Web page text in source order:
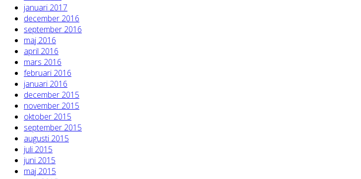
januari 2017
december 2016
september 2016
maj 2016
april 2016
mars 2016
februari 2016
januari 2016
december 2015
november 2015
oktober 2015
september 2015
augusti 2015
juli 2015
juni 2015
maj 2015